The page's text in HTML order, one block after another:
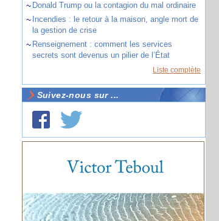
~ Donald Trump ou la contagion du mal ordinaire
~ Incendies : le retour à la maison, angle mort de
la gestion de crise
~ Renseignement : comment les services
secrets sont devenus un pilier de l’État
Liste complète
Suivez-nous sur ...